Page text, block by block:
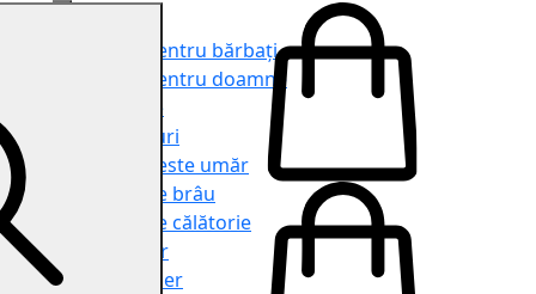
Genți pentru bărbați
Genți pentru doamne
Serviete
Rucsacuri
Genți peste umăr
Genți de brâu
Genți de călătorie
Shopper
Organiser